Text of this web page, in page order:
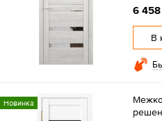
6 458
В
Новинка